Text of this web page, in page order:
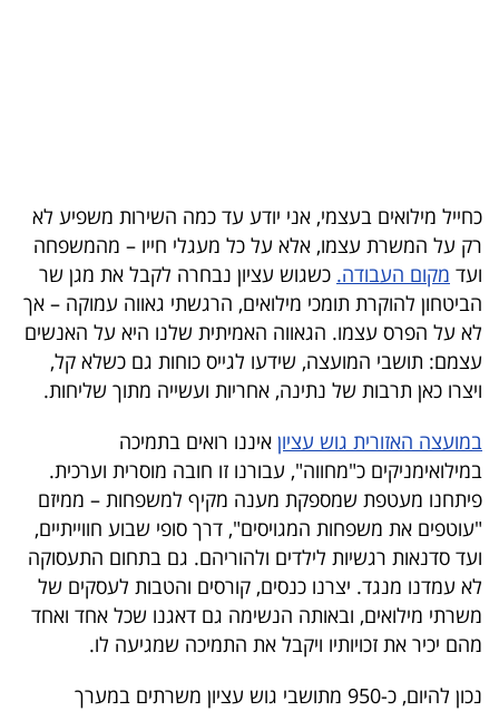
המילון
הכלכלי
פודקאסט
40
UNDER
40
שיתופי
פעולה
דרושים
כחייל מילואים בעצמי, אני יודע עד כמה השירות משפיע לא
רק על המשרת עצמו, אלא על כל מעגלי חייו – מהמשפחה
ועד מקום העבודה. כשגוש עציון נבחרה לקבל את מגן שר
הביטחון להוקרת תומכי מילואים, הרגשתי גאווה עמוקה – אך
לא על הפרס עצמו. הגאווה האמיתית שלנו היא על האנשים
עצמם: תושבי המועצה, שידעו לגייס כוחות גם כשלא קל,
ויצרו כאן תרבות של נתינה, אחריות ועשייה מתוך שליחות.
במועצה האזורית גוש עציון איננו רואים בתמיכה
במילואימניקים כ"מחווה", עבורנו זו חובה מוסרית וערכית.
פיתחנו מעטפת שמספקת מענה מקיף למשפחות – ממיזם
"עוטפים את משפחות המגויסים", דרך סופי שבוע חווייתיים,
ועד סדנאות רגשיות לילדים ולהוריהם. גם בתחום התעסוקה
לא עמדנו מנגד. יצרנו כנסים, קורסים והטבות לעסקים של
משרתי מילואים, ובאותה הנשימה גם דאגנו שכל אחד ואחד
מהם יכיר את זכויותיו ויקבל את התמיכה שמגיעה לו.
נכון להיום, כ-950 מתושבי גוש עציון משרתים במערך